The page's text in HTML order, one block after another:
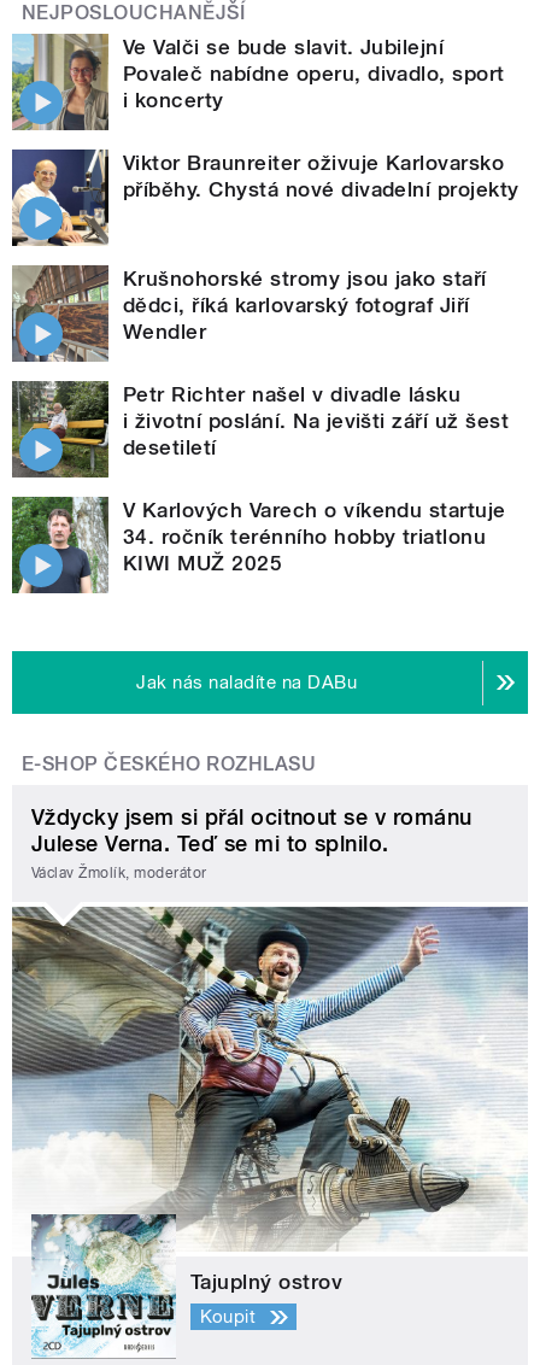
NEJPOSLOUCHANĚJŠÍ
Ve Valči se bude slavit. Jubilejní
Povaleč nabídne operu, divadlo, sport
i koncerty
Viktor Braunreiter oživuje Karlovarsko
příběhy. Chystá nové divadelní projekty
Krušnohorské stromy jsou jako staří
dědci, říká karlovarský fotograf Jiří
Wendler
Petr Richter našel v divadle lásku
i životní poslání. Na jevišti září už šest
desetiletí
V Karlových Varech o víkendu startuje
34. ročník terénního hobby triatlonu
KIWI MUŽ 2025
Jak nás naladíte na DABu
E-SHOP ČESKÉHO ROZHLASU
Vždycky jsem si přál ocitnout se v románu
Julese Verna. Teď se mi to splnilo.
Václav Žmolík, moderátor
Tajuplný ostrov
Koupit